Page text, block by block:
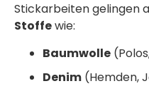
Stickarbeiten gelingen
Stoffewie:
Baumwolle
Denim (Hemden,